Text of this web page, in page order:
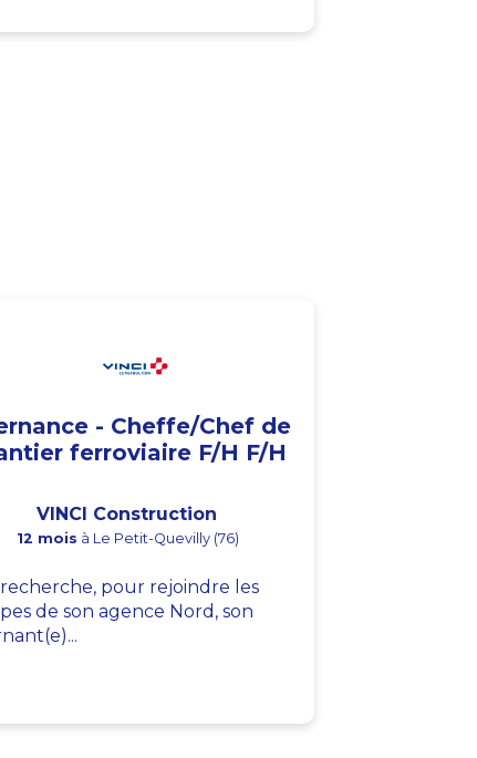
- Cheffe/Chef de
ferroviaire F/H F/H
VINCI Construction
12 mois à Le Petit-Quevilly (76)
recherche, pour rejoindre les
de son agence Nord, son